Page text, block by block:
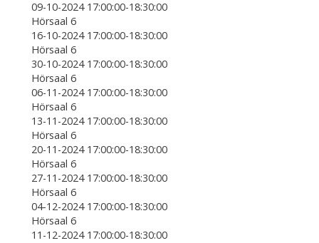
09-10-2024 17:00:00-18:30:00
Hörsaal 6
16-10-2024 17:00:00-18:30:00
Hörsaal 6
30-10-2024 17:00:00-18:30:00
Hörsaal 6
06-11-2024 17:00:00-18:30:00
Hörsaal 6
13-11-2024 17:00:00-18:30:00
Hörsaal 6
20-11-2024 17:00:00-18:30:00
Hörsaal 6
27-11-2024 17:00:00-18:30:00
Hörsaal 6
04-12-2024 17:00:00-18:30:00
Hörsaal 6
11-12-2024 17:00:00-18:30:00